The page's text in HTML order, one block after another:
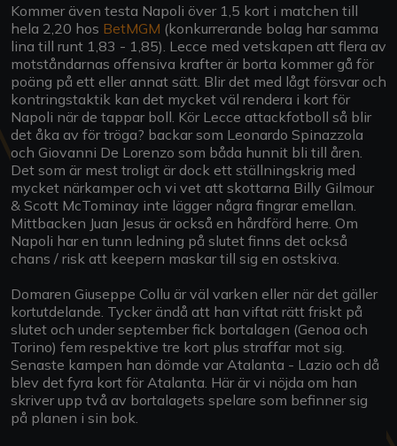
Kommer även testa Napoli över 1,5 kort i matchen till
hela 2,20 hos BetMGM (konkurrerande bolag har samma
lina till runt 1,83 - 1,85). Lecce med vetskapen att flera av
motståndarnas offensiva krafter är borta kommer gå för
poäng på ett eller annat sätt. Blir det med lågt försvar och
kontringstaktik kan det mycket väl rendera i kort för
Napoli när de tappar boll. Kör Lecce attackfotboll så blir
det åka av för tröga? backar som Leonardo Spinazzola
och Giovanni De Lorenzo som båda hunnit bli till åren.
Det som är mest troligt är dock ett ställningskrig med
mycket närkamper och vi vet att skottarna Billy Gilmour
& Scott McTominay inte lägger några fingrar emellan.
Mittbacken Juan Jesus är också en hårdförd herre. Om
Napoli har en tunn ledning på slutet finns det också
chans / risk att keepern maskar till sig en ostskiva.
Domaren Giuseppe Collu är väl varken eller när det gäller
kortutdelande. Tycker ändå att han viftat rätt friskt på
slutet och under september fick bortalagen (Genoa och
Torino) fem respektive tre kort plus straffar mot sig.
Senaste kampen han dömde var Atalanta - Lazio och då
blev det fyra kort för Atalanta. Här är vi nöjda om han
skriver upp två av bortalagets spelare som befinner sig
på planen i sin bok.